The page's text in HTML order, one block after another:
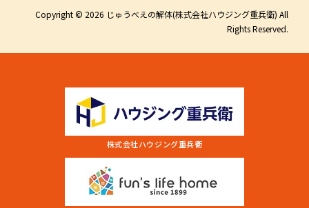
Copyright © 2026 じゅうべえの解体(株式会社ハウジング重兵衛) All
Rights Reserved.
株式会社ハウジング重兵衛